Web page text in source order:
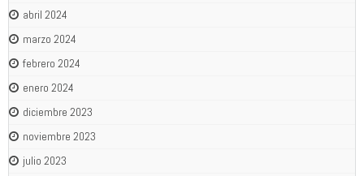
abril 2024
marzo 2024
febrero 2024
enero 2024
diciembre 2023
noviembre 2023
julio 2023